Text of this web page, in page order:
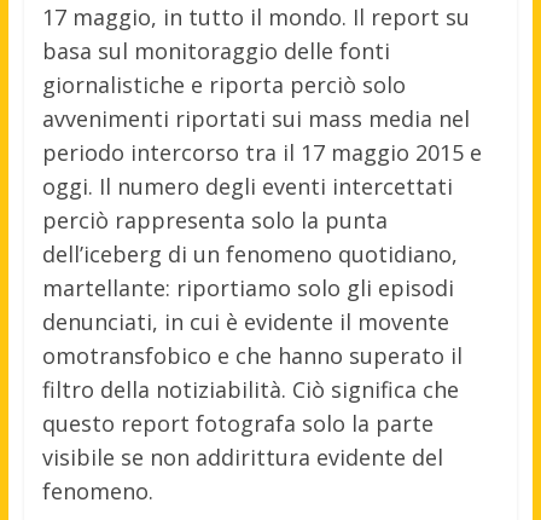
17 maggio, in tutto il mondo. Il report su
basa sul monitoraggio delle fonti
giornalistiche e riporta perciò solo
avvenimenti riportati sui mass media nel
periodo intercorso tra il 17 maggio 2015 e
oggi. Il numero degli eventi intercettati
perciò rappresenta solo la punta
dell’iceberg di un fenomeno quotidiano,
martellante: riportiamo solo gli episodi
denunciati, in cui è evidente il movente
omotransfobico e che hanno superato il
filtro della notiziabilità. Ciò significa che
questo report fotografa solo la parte
visibile se non addirittura evidente del
fenomeno.